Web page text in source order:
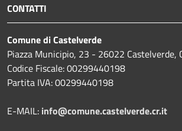
CONTATTI
Comune di Castelverde
Piazza Municipio, 23 - 26022 Castelverde,
Codice Fiscale: 00299440198
Partita IVA: 00299440198
E-MAIL: info@comune.castelverde.cr.it